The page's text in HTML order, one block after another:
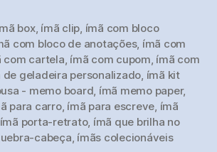
box, ímã clip, ímã com bloco
com bloco de anotações, ímã com
com cartela, ímã com cupom, ímã com
de geladeira personalizado, ímã kit
- memo board, ímã memo paper,
para carro, ímã para escreve, ímã
ímã porta-retrato, ímã que brilha no
cabeça, ímãs colecionáveis